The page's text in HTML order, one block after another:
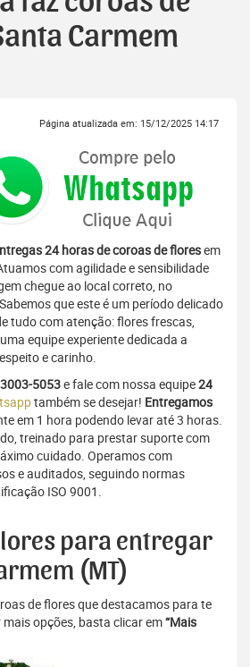
Carmem
Página atualizada em: 15/12/2025 14:17
24 horas de coroas de floresem
com agilidade e sensibilidade
chegue ao local correto, no
que este é um período delicado
tudo com atenção: flores frescas,
equipe experiente dedicada a
e carinho.
5053e fale com nossa equipe24
também se desejar! Entregamos
em 1 hora podendo levar até 3 horas.
treinado para prestar suporte com
cuidado. Operamos com
e auditados, seguindo normas
ISO 9001.
para entregar
(MT)
de flores que destacamos para te
opções, basta clicar em“Mais